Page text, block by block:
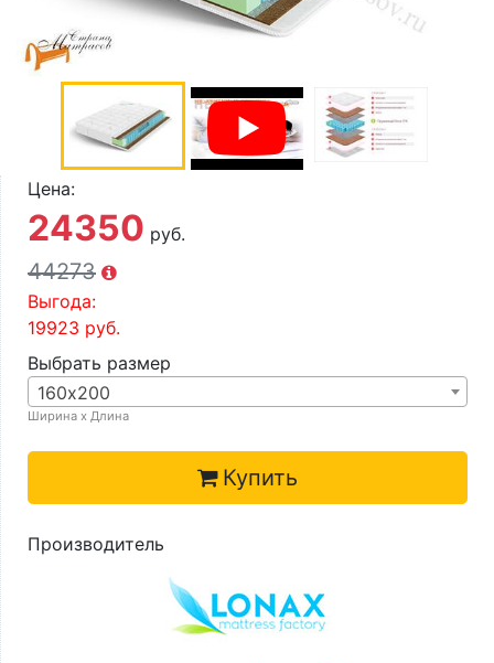
Цена:
24350 руб.
44273
Выгода:
19923 руб.
Выбрать размер
160х200
Ширина х Длина
Купить
Производитель